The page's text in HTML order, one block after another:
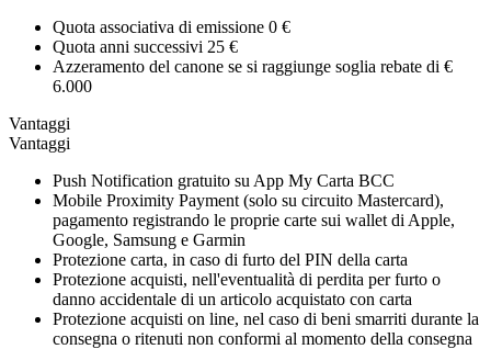
Quota associativa di emissione 0 €
Quota anni successivi 25 €
Azzeramento del canone se si raggiunge soglia rebate di €
6.000
Vantaggi
Vantaggi
Push Notification gratuito su App My Carta BCC
Mobile Proximity Payment (solo su circuito Mastercard),
pagamento registrando le proprie carte sui wallet di Apple,
Google, Samsung e Garmin
Protezione carta, in caso di furto del PIN della carta
Protezione acquisti, nell'eventualità di perdita per furto o
danno accidentale di un articolo acquistato con carta
Protezione acquisti on line, nel caso di beni smarriti durante la
consegna o ritenuti non conformi al momento della consegna